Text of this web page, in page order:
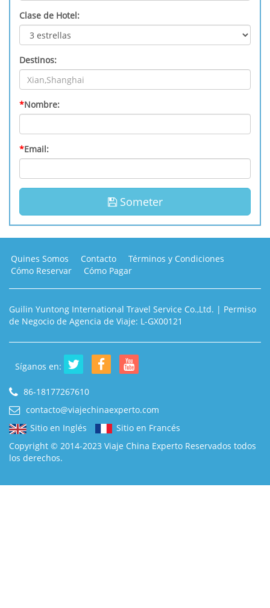
Clase de Hotel:
Destinos:
*Nombre:
*Email:
Someter
Quines Somos Contacto
Términos y Condiciones
Cómo Reservar
Cómo Pagar
Guilin Yuntong International Travel Service Co.,Ltd. | Permiso
de Negocio de Agencia de Viaje: L-GX00121
Síganos en:
86-18177267610
contacto@viajechinaexperto.com
Sitio en Inglés
Sitio en Francés
Copyright © 2014-2023 Viaje China Experto Reservados todos
los derechos.